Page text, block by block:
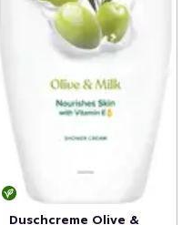
Duschcreme Olive &